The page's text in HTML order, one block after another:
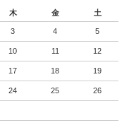
木 金 土
3 4 5
10 11 12
17 18 19
24 25 26